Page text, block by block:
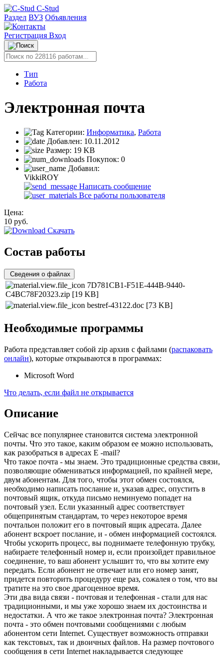
C-Stud
Раздел ВУЗ Объявления
Регистрация Вход
Тип
Работа
Электронная почта
Категории: Информатика, Работа
Добавлен: 10.11.2012
Размер: 19 KB
Покупок: 0
Добавил:
VikkiROY
Написать сообщение
Все работы пользователя
Цена:
10 руб.
Скачать
Состав работы
Сведения о файлах
7D781CB1-F51E-444B-9440-
C4BC78F20323.zip [19 KB]
bestref-43122.doc [73 KB]
Необходимые программы
Работа представляет собой zip архив с файлами (распаковать
онлайн), которые открываются в программах:
Microsoft Word
Что делать, если файл не открывается
Описание
Сейчас все популярнее становится система электронной
почты. Что это такое, каким образом ее можно использовать,
как разобраться в адресах E -mail?
Что такое почта - мы знаем. Это традиционные средства связи,
позволяющие обмениваться информацией, по крайней мере,
двум абонентам. Для того, чтобы этот обмен состоялся,
необходимо написать послание и, указав адрес, опустить в
почтовый ящик, откуда письмо неминуемо попадет на
почтовый узел. Если указанный адрес соответствует
общепринятым стандартам, то через некоторое время
почтальон положит его в почтовый ящик адресата. Далее
абонент вскроет послание, и - обмен информацией состоялся.
Чтобы ускорить процесс, вы поднимаете телефонную трубку,
набираете телефонный номер и, если произойдет правильное
соединение, то ваш абонент услышит то, что вы хотите ему
передать. Если абонент не отвечает или его номер занят,
придется повторить процедуру еще раз, сожалея о том, что вы
тратите на это свое драгоценное время.
Эти два вида связи - почтовая и телефонная - стали для нас
традиционными, и мы уже хорошо знаем их достоинства и
недостатки. А что же такое электронная почта? Электронная
почта - это обмен почтовыми сообщениями с любым
абонентом сети Internet. Существует возможность отправки
как текстовых, так и двоичных файлов. На размер почтового
сообщения в сети Internet накладывается следующее